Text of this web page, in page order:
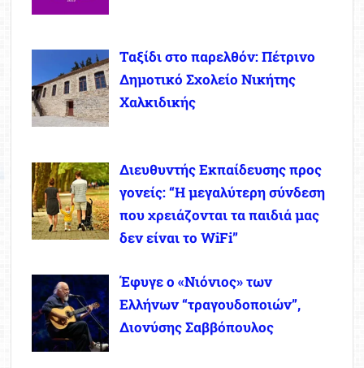
Ταξίδι στο παρελθόν: Πέτρινο
Δημοτικό Σχολείο Νικήτης
Χαλκιδικής
Διευθυντής Εκπαίδευσης προς
γονείς: “Η μεγαλύτερη σύνδεση
που χρειάζονται τα παιδιά μας
δεν είναι το WiFi”
Έφυγε ο «Νιόνιος» των
Ελλήνων “τραγουδοποιών”,
Διονύσης Σαββόπουλος